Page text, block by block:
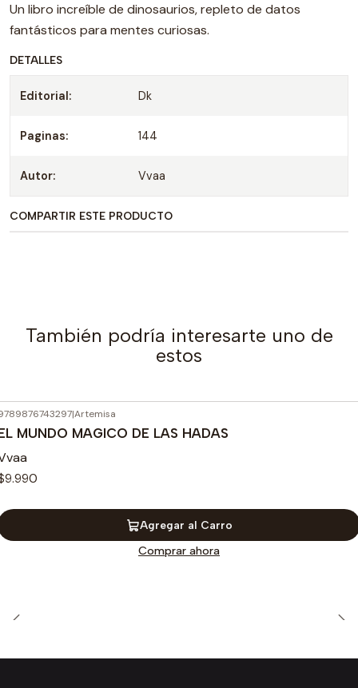
Un libro increíble de dinosaurios, repleto de datos
fantásticos para mentes curiosas.
DETALLES
Editorial: Dk
Paginas: 144
Autor: Vvaa
COMPARTIR ESTE PRODUCTO
También podría interesarte uno de
estos
|Artemisa
MUNDO MAGICO DE LAS HADAS
Agregar al Carro
Comprar ahora